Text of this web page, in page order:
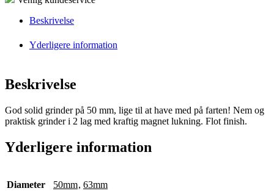
Beskrivelse
Yderligere information
Beskrivelse
God solid grinder på 50 mm, lige til at have med på farten! Nem og
praktisk grinder i 2 lag med kraftig magnet lukning. Flot finish.
Yderligere information
Diameter 50mm, 63mm